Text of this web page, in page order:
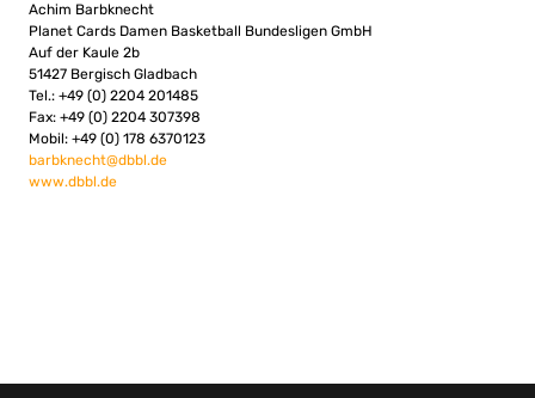
Achim Barbknecht
Planet Cards Damen Basketball Bundesligen GmbH
Auf der Kaule 2b
51427 Bergisch Gladbach
Tel.: +49 (0) 2204 201485
Fax: +49 (0) 2204 307398
Mobil: +49 (0) 178 6370123
barbknecht@dbbl.de
www.dbbl.de